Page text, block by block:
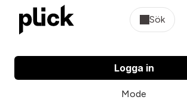
Sök
Logga in
Mode